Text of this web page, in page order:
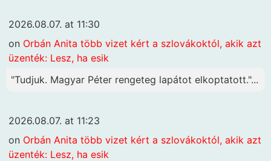
2026.08.07. at 11:30
on Orbán Anita több vizet kért a szlovákoktól, akik azt
üzenték: Lesz, ha esik
"Tudjuk. Magyar Péter rengeteg lapátot elkoptatott."...
2026.08.07. at 11:23
on Orbán Anita több vizet kért a szlovákoktól, akik azt
üzenték: Lesz, ha esik